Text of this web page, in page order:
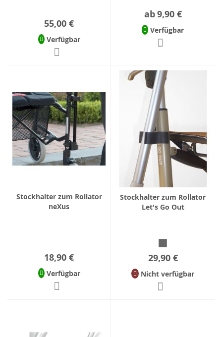
55,00 €
Verfügbar
ab9,90 €
Verfügbar
Stockhalter zum Rollator
neXus
18,90 €
Verfügbar
Stockhalter zum Rollator
Let's Go Out
29,90 €
Nicht verfügbar